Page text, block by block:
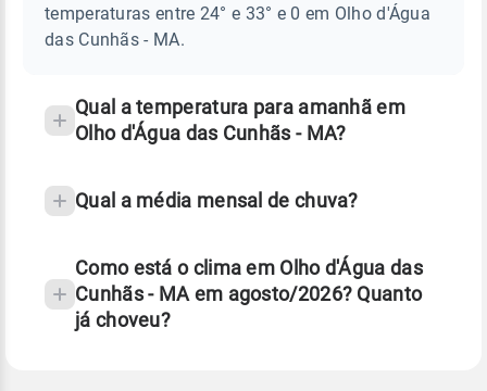
D'ÁGUA
CUNHÃS
chuva
temperaturas entre 24° e 33° e 0 em Olho d'Água
das Cunhãs - MA.
Qual a temperatura para amanhã em
Olho d'Água das Cunhãs - MA?
Qual a média mensal de chuva?
Como está o clima em Olho d'Água das
Cunhãs - MA em agosto/2026? Quanto
já choveu?